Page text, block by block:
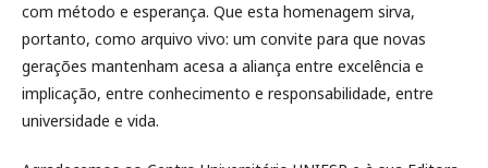
com método e esperança. Que esta homenagem sirva,
portanto, como arquivo vivo: um convite para que novas
gerações mantenham acesa a aliança entre excelência e
implicação, entre conhecimento e responsabilidade, entre
universidade e vida.